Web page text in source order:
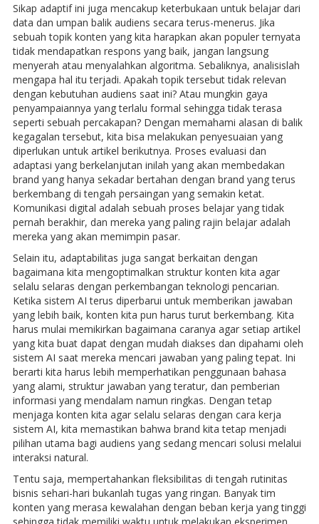
Sikap adaptif ini juga mencakup keterbukaan untuk belajar dari
data dan umpan balik audiens secara terus-menerus. Jika
sebuah topik konten yang kita harapkan akan populer ternyata
tidak mendapatkan respons yang baik, jangan langsung
menyerah atau menyalahkan algoritma. Sebaliknya, analisislah
mengapa hal itu terjadi. Apakah topik tersebut tidak relevan
dengan kebutuhan audiens saat ini? Atau mungkin gaya
penyampaiannya yang terlalu formal sehingga tidak terasa
seperti sebuah percakapan? Dengan memahami alasan di balik
kegagalan tersebut, kita bisa melakukan penyesuaian yang
diperlukan untuk artikel berikutnya. Proses evaluasi dan
adaptasi yang berkelanjutan inilah yang akan membedakan
brand yang hanya sekadar bertahan dengan brand yang terus
berkembang di tengah persaingan yang semakin ketat.
Komunikasi digital adalah sebuah proses belajar yang tidak
pernah berakhir, dan mereka yang paling rajin belajar adalah
mereka yang akan memimpin pasar.
Selain itu, adaptabilitas juga sangat berkaitan dengan
bagaimana kita mengoptimalkan struktur konten kita agar
selalu selaras dengan perkembangan teknologi pencarian.
Ketika sistem AI terus diperbarui untuk memberikan jawaban
yang lebih baik, konten kita pun harus turut berkembang. Kita
harus mulai memikirkan bagaimana caranya agar setiap artikel
yang kita buat dapat dengan mudah diakses dan dipahami oleh
sistem AI saat mereka mencari jawaban yang paling tepat. Ini
berarti kita harus lebih memperhatikan penggunaan bahasa
yang alami, struktur jawaban yang teratur, dan pemberian
informasi yang mendalam namun ringkas. Dengan tetap
menjaga konten kita agar selalu selaras dengan cara kerja
sistem AI, kita memastikan bahwa brand kita tetap menjadi
pilihan utama bagi audiens yang sedang mencari solusi melalui
interaksi natural.
Tentu saja, mempertahankan fleksibilitas di tengah rutinitas
bisnis sehari-hari bukanlah tugas yang ringan. Banyak tim
konten yang merasa kewalahan dengan beban kerja yang tinggi